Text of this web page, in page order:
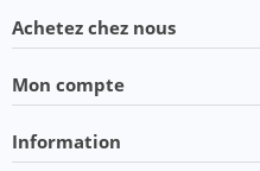
Achetez chez nous
Mon compte
Information